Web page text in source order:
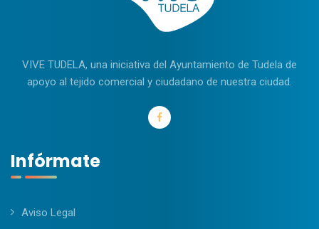
VIVE TUDELA, una iniciativa del Ayuntamiento de Tudela de
apoyo al tejido comercial y ciudadano de nuestra ciudad.
Infórmate
Aviso Legal